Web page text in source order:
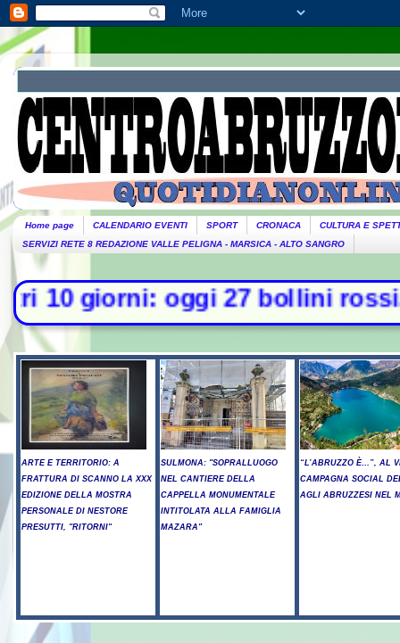
Home page CALENDARIO EVENTI SPORT CRONACA
CULTURA E
SERVIZI RETE 8 REDAZIONE VALLE PELIGNA - MARSICA - ALTO SANGRO
oggi 27 bollini rossi, venerdì
ARTE E TERRITORIO: A
FRATTURA DI SCANNO LA XXX
EDIZIONE DELLA MOSTRA
PERSONALE DI NESTORE
PRESUTTI, "RITORNI"
SULMONA: "SOPRALLUOGO
NEL CANTIERE DELLA
CAPPELLA MONUMENTALE
INTITOLATA ALLA FAMIGLIA
MAZARA"
“L’ABRUZZO È…”, AL
CAMPAGNA SOCIAL
AGLI ABRUZZESI NEL